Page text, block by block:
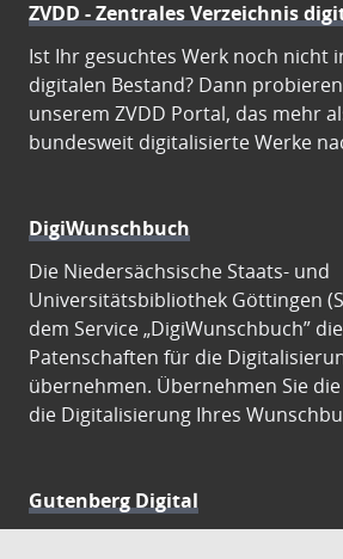
ZVDD - Zentrales Verzeichnis
Ist Ihr gesuchtes Werk noch nicht
digitalen Bestand? Dann
unserem ZVDD Portal, das mehr
bundesweit digitalisierte Werke
DigiWunschbuch
Die Niedersächsische Staats- und
Universitätsbibliothek Göttingen
dem Service „DigiWunschbuch”
Patenschaften für die
übernehmen. Übernehmen Sie
die Digitalisierung Ihres
Gutenberg Digital